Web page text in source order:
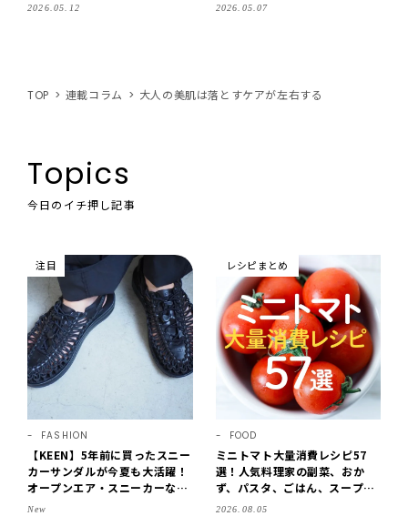
2026.05.12 2026.05.07
TOP 連載コラム 大人の美肌は落とすケアが左右する
Topics
今日のイチ押し記事
注目
FASHION
【KEEN】5年前に買ったスニー
カーサンダルが今夏も大活躍！
オープンエア・スニーカーなら
涼しくて歩きやすい【LEE編集
New
レシピまとめ
FOOD
ミニトマト大量消費レシピ57
選！人気料理家の副菜、おか
ず、パスタ、ごはん、スープま
で【保存版】
2026.08.05